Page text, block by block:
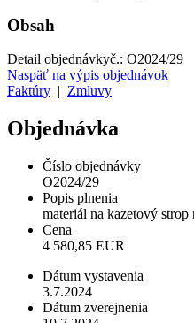
Obsah
Detail objednávkyč.: O2024/29
Naspäť na výpis objednávok
Faktúry
Zmluvy
Objednávka
Číslo objednávky
O2024/29
Popis plnenia
materiál na kazetový strop
Cena
4 580,85 EUR
Dátum vystavenia
3.7.2024
Dátum zverejnenia